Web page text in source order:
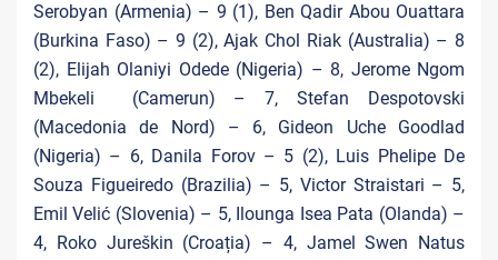
Serobyan (Armenia) – 9 (1), Ben Qadir Abou Ouattara
(Burkina Faso) – 9 (2), Ajak Chol Riak (Australia) – 8
(2), Elijah Olaniyi Odede (Nigeria) – 8, Jerome Ngom
Mbekeli (Camerun) – 7, Stefan Despotovski
(Macedonia de Nord) – 6, Gideon Uche Goodlad
(Nigeria) – 6, Danila Forov – 5 (2), Luis Phelipe De
Souza Figueiredo (Brazilia) – 5, Victor Straistari – 5,
Emil Velić (Slovenia) – 5, Ilounga Isea Pata (Olanda) –
4, Roko Jureškin (Croația) – 4, Jamel Swen Natus